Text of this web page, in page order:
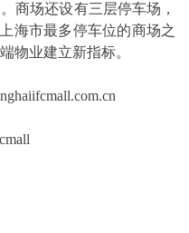
商场还设有三层停车场，
海市最多停车位的商场之
物业建立新指标。